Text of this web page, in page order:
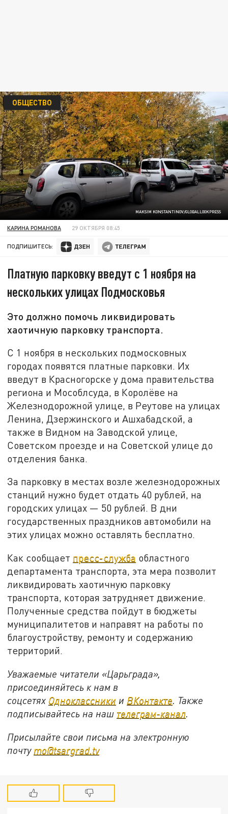
MAKSIM KONSTANTINOV/GLOBALLOOKPRESS
ОБЩЕСТВО
КАРИНА РОМАНОВА 29 ОКТЯБРЯ 08:45
ПОДПИШИТЕСЬ:
Платную парковку введут с 1 ноября на
нескольких улицах Подмосковья
Это должно помочь ликвидировать
хаотичную парковку транспорта.
С 1 ноября в нескольких подмосковных
городах появятся платные парковки. Их
введут в Красногорске у дома правительства
региона и Мособлсуда, в Королёве на
Железнодорожной улице, в Реутове на улицах
Ленина, Дзержинского и Ашхабадской, а
также в Видном на Заводской улице,
Советском проезде и на Советской улице до
отделения банка.
За парковку в местах возле железнодорожных
станций нужно будет отдать 40 рублей, на
городских улицах — 50 рублей. В дни
государственных праздников автомобили на
этих улицах можно оставлять бесплатно.
Как сообщает пресс-служба областного
департамента транспорта, эта мера позволит
ликвидировать хаотичную парковку
транспорта, которая затрудняет движение.
Полученные средства пойдут в бюджеты
муниципалитетов и направят на работы по
благоустройству, ремонту и содержанию
территорий.
Уважаемые читатели «Царьграда»,
присоединяйтесь к нам в
соцсетях Одноклассники и ВКонтакте. Также
подписывайтесь на наш телеграм-канал.
Присылайте свои письма на электронную
почту mo@tsargrad.tv